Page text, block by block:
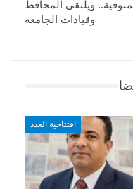
ويلتقي المحافظ
وقيادات الجامعة
افتتاحية العدد